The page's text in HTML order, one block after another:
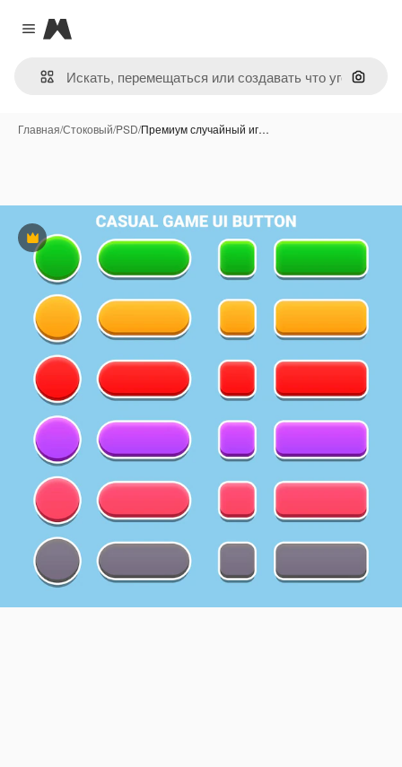
Close menu
Magnific
Поиск
Главная/Стоковый/PSD/Премиум случайный иг…
Премиум